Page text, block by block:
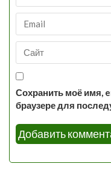
Сохранить моё имя,
браузере для